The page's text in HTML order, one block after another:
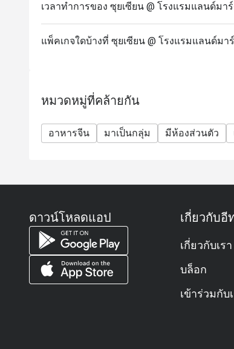
Q: How do I get to Sui Sian @ The
A: It is located on Level 10 of The
เวลาทำการของ ซุยเซียน @ โรงแรมแลนด์มา
แพ็คเกจใดบ้างที่ ซุยเซียน @ โรงแรมแลนด์มา
หมวดหมู่ที่คล้ายกัน
อาหารจีน มาเป็นกลุ่ม มีห้องส่วนตัว
ดาวน์โหลดแอป เกี่ยวกับอี
เกี่ยวกับเรา
บล็อก
เข้าร่วมกับ